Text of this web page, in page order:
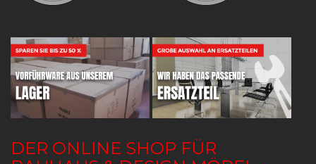
DER ONLINE SHOP FÜR